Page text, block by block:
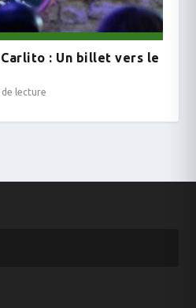
Carlito : Un billet vers le
lecture